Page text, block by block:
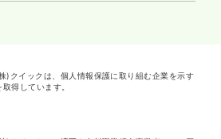
)クイックは、個人情報保護に取り組む企業を示す
得しています。